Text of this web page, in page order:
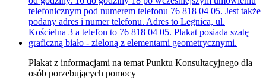
Plakat z informacjami na temat Punktu Konsultacyjnego dla
osób porzebujących pomocy